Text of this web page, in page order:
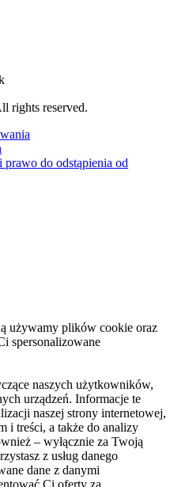
rights reserved.
do odstąpienia od
używamy plików cookie oraz
spersonalizowane
naszych użytkowników,
urządzeń. Informacje te
naszej strony internetowej,
i treści, a także do analizy
– wyłącznie za Twoją
z usług danego
dane z danymi